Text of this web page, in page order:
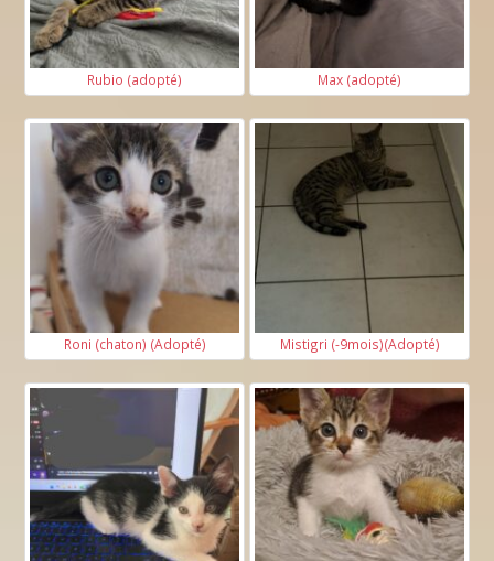
Rubio (adopté) Max (adopté)
Roni (chaton) (Adopté) Mistigri (-9mois)(Adopté)